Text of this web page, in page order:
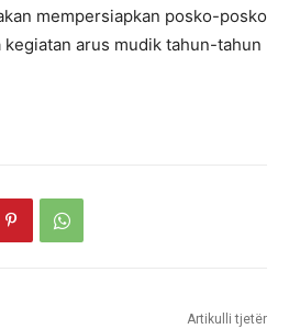
mempersiapkan posko-posko
arus mudik tahun-tahun
Artikulli tjetër